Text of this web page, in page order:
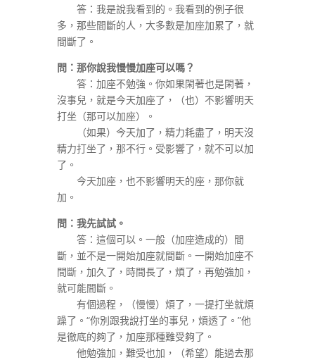
答：我是說我看到的。我看到的例子很
多，那些間斷的人，大多數是加座加累了，就
間斷了。
問：那你說我慢慢加座可以嗎？
答：加座不勉強。你如果閑著也是閑著，
沒事兒，就是今天加座了，（也）不影響明天
打坐（那可以加座）。
（如果）今天加了，精力耗盡了，明天沒
精力打坐了，那不行。受影響了，就不可以加
了。
今天加座，也不影響明天的座，那你就
加。
問：我先試試。
答：這個可以。一般（加座造成的）間
斷，並不是一開始加座就間斷。一開始加座不
間斷，加久了，時間長了，煩了，再勉強加，
就可能間斷。
有個過程，（慢慢）煩了，一提打坐就煩
躁了。“你別跟我說打坐的事兒，煩透了。”他
是徹底的夠了，加座那種難受夠了。
他勉強加，難受也加，（希望）能過去那